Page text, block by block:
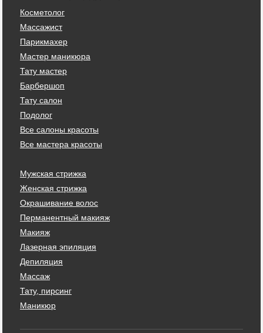
Косметолог
Массажист
Парикмахер
Мастер маникюра
Тату мастер
Барбершоп
Тату салон
Подолог
Все салоны красоты
Все мастера красоты
Мужская стрижка
Женская стрижка
Окрашивание волос
Перманентный макияж
Макияж
Лазерная эпиляция
Депиляция
Массаж
Тату, пирсинг
Маникюр